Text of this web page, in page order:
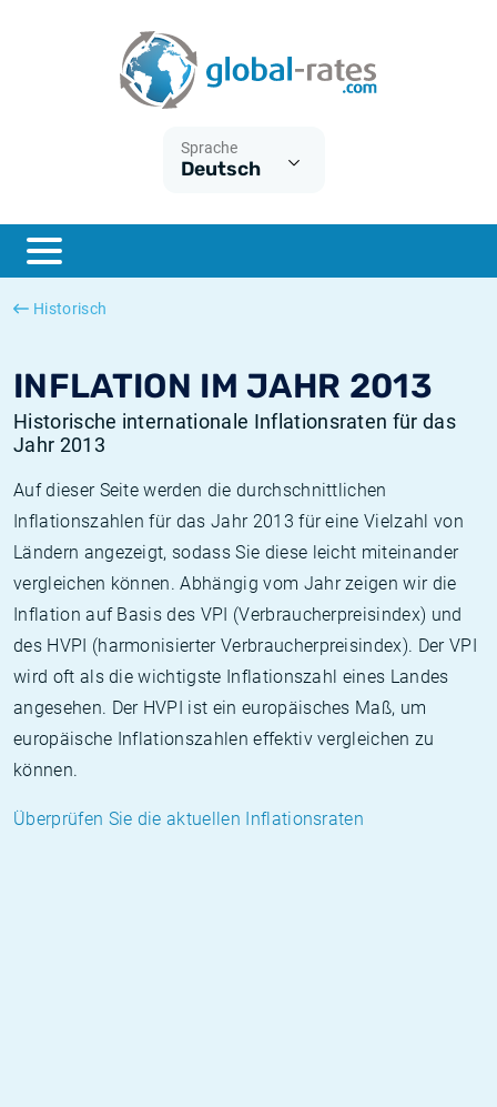
Sprache
Deutsch
Historisch
INFLATION IM JAHR 2013
Historische internationale Inflationsraten für das
Jahr 2013
Auf dieser Seite werden die durchschnittlichen
Inflationszahlen für das Jahr 2013 für eine Vielzahl von
Ländern angezeigt, sodass Sie diese leicht miteinander
vergleichen können. Abhängig vom Jahr zeigen wir die
Inflation auf Basis des VPI (Verbraucherpreisindex) und
des HVPI (harmonisierter Verbraucherpreisindex). Der VPI
wird oft als die wichtigste Inflationszahl eines Landes
angesehen. Der HVPI ist ein europäisches Maß, um
europäische Inflationszahlen effektiv vergleichen zu
können.
Überprüfen Sie die aktuellen Inflationsraten
ESTER
SONIA
Was ist die VPI-Inflation?
Was ist die HVPI-Inflation?
Deutsche inflation
Europäische inflation
Historische Euribor-Sätze
Historische ESTER-Sätze
Historische SOFR-Sätze
Historische SONIA-Sätze
Inflationsrechner